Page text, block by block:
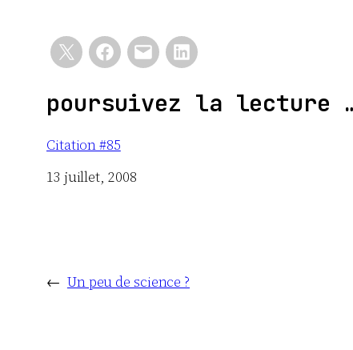
poursuivez la lecture
Citation #85
Date
13 juillet, 2008
← Un peu de science ?